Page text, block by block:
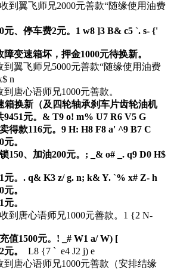
到翼飞师兄2000元善款“随缘使用油费
、停车费2元。 1 w8 ]3 B& c5 `. s- {'
变速箱坏，押金1000元待换新。
到翼飞师兄5000元善款“随缘使用油费
n
唐心语师兄1000元善款。
箱换新（及四轮轴承刹车片齿轮油机
元。 & T9 o! m% U7 R6 V5 G
得款116元。 9 H: H8 F8 a' ^9 B7 C
。
150、加油200元。 ; _& o# _. q9 D0 H$
。 . q& K3 z/ g. n; k& Y. `% x# Z- h
。
。
到唐心语师兄1000元善款。 1 {2 N-
值1500元。 ! _# W1 a/ W) [
。
L8 {7 ` e4 J2 j) e
到唐心语师兄1000元善款（安排结缘